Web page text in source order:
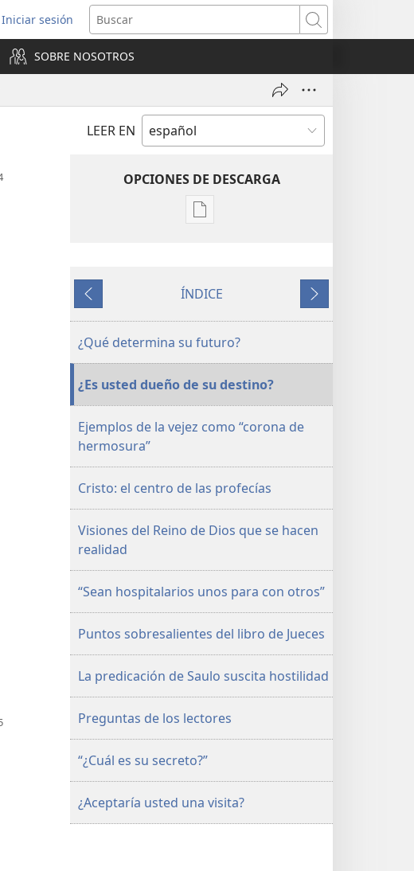
Iniciar sesión
(abre
una
nueva
ventana)
Buscar
SOBRE NOSOTROS
LEER EN
OPCIONES DE DESCARGA
Opciones
publicaciones
ATALAYA
(EDICIÓN
ESTUDIO)
15
de
de 2005
Anterior
ÍNDICE
Siguiente
¿Qué determina su futuro?
¿Es usted dueño de su destino?
Ejemplos de la vejez como “corona de
hermosura”
Cristo: el centro de las profecías
Visiones del Reino de Dios que se hacen
realidad
“Sean hospitalarios unos para con otros”
Puntos sobresalientes del libro de Jueces
La predicación de Saulo suscita hostilidad
Preguntas de los lectores
“¿Cuál es su secreto?”
¿Aceptaría usted una visita?